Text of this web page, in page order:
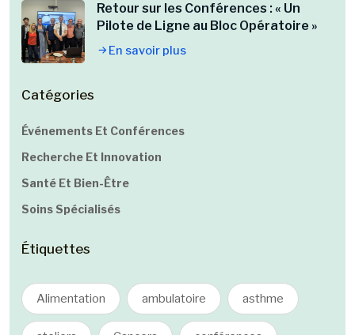
Retour sur les Conférences : « Un
Pilote de Ligne au Bloc Opératoire »
En savoir plus
Catégories
Événements Et Conférences
Recherche Et Innovation
Santé Et Bien-Être
Soins Spécialisés
Étiquettes
Alimentation ambulatoire asthme